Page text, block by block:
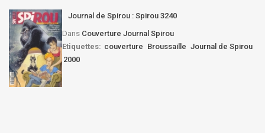
Journal de Spirou : Spirou 3240
Dans Couverture Journal Spirou
Etiquettes: couverture Broussaille Journal de Spirou
2000